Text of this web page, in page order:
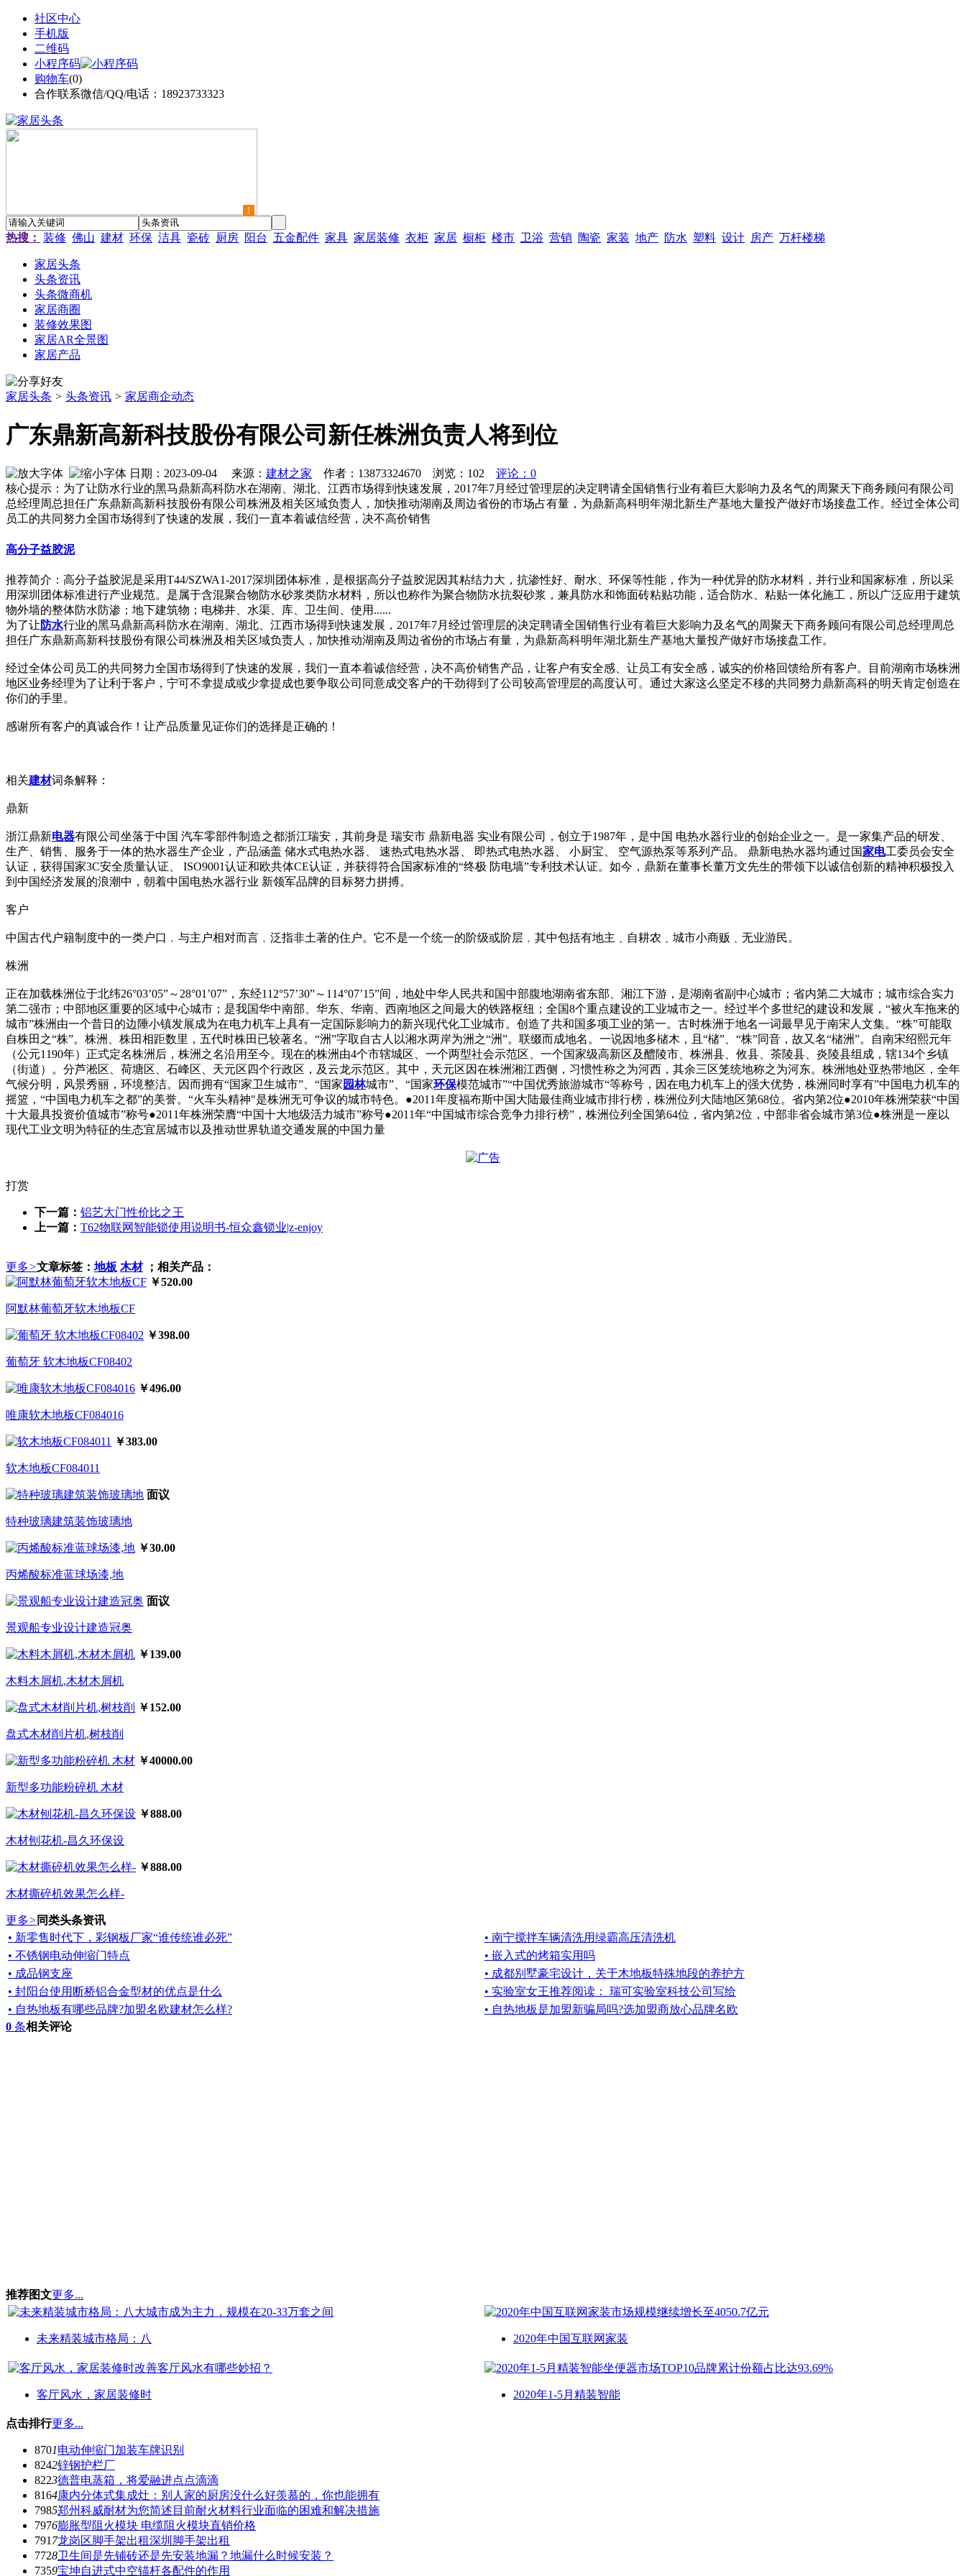
社区中心
手机版
二维码
小程序码
购物车(0)
合作联系微信/QQ/电话：18923733323
1
热搜： 装修 佛山 建材 环保 洁具 瓷砖 厨房 阳台 五金配件 家具 家居装修 衣柜 家居 橱柜 楼市 卫浴 营销 陶瓷 家装 地产 防水 塑料 设计 房产 万杆楼梯
家居头条
头条资讯
头条微商机
家居商圈
装修效果图
家居AR全景图
家居产品
家居头条 > 头条资讯 > 家居商企动态
广东鼎新高新科技股份有限公司新任株洲负责人将到位
日期：2023-09-04 来源： 建材之家 作者：13873324670 浏览： 102
评论：0
核心提示：为了让防水行业的黑马鼎新高科防水在湖南、湖北、江西市场得到快速发展，2017年7月经过管理层的决定聘请全国销售行业有着巨大影响力及名气的周聚天下商务顾问有限公司
总经理周总担任广东鼎新高新科技股份有限公司株洲及相关区域负责人，加快推动湖南及周边省份的市场占有量，为鼎新高科明年湖北新生产基地大量投产做好市场接盘工作。经过全体公司
员工的共同努力全国市场得到了快速的发展，我们一直本着诚信经营，决不高价销售
高分子益胶泥
推荐简介：高分子益胶泥是采用T44/SZWA1-2017深圳团体标准，是根据高分子益胶泥因其粘结力大，抗渗性好、耐水、环保等性能，作为一种优异的防水材料，并行业和国家标准，所以采
用深圳团体标准进行产业规范。是属于含混聚合物防水砂浆类防水材料，所以也称作为聚合物防水抗裂砂浆，兼具防水和饰面砖粘贴功能，适合防水、粘贴一体化施工，所以广泛应用于建筑
物外墙的整体防水防渗；地下建筑物；电梯井、水渠、库、卫生间、使用......
为了让 防水行业的黑马鼎新高科防水在湖南、湖北、江西市场得到快速发展，2017年7月经过管理层的决定聘请全国销售行业有着巨大影响力及名气的周聚天下商务顾问有限公司总经理周总
担任广东鼎新高新科技股份有限公司株洲及相关区域负责人，加快推动湖南及周边省份的市场占有量，为鼎新高科明年湖北新生产基地大量投产做好市场接盘工作。
经过全体公司员工的共同努力全国市场得到了快速的发展，我们一直本着诚信经营，决不高价销售产品，让客户有安全感、让员工有安全感，诚实的价格回馈给所有客户。目前湖南市场株洲
地区业务经理为了让利于客户，宁可不拿提成或少拿提成也要争取公司同意成交客户的干劲得到了公司较高管理层的高度认可。通过大家这么坚定不移的共同努力鼎新高科的明天肯定创造在
你们的手里。
感谢所有客户的真诚合作！让产品质量见证你们的选择是正确的！
相关建材词条解释：
鼎新
浙江鼎新电器有限公司坐落于中国 汽车零部件制造之都浙江瑞安，其前身是 瑞安市 鼎新电器 实业有限公司，创立于1987年，是中国 电热水器行业的创始企业之一。是一家集产品的研发、
生产、销售、服务于一体的热水器生产企业，产品涵盖 储水式电热水器、 速热式电热水器、 即热式电热水器、 小厨宝、 空气源热泵等系列产品。 鼎新电热水器均通过国家电工委员会安全
认证，获得国家3C安全质量认证、 ISO9001认证和欧共体CE认证，并获得符合国家标准的“终极 防电墙”专利技术认证。如今，鼎新在董事长董万文先生的带领下以诚信创新的精神积极投入
到中国经济发展的浪潮中，朝着中国电热水器行业 新领军品牌的目标努力拼搏。
客户
中国古代户籍制度中的一类户口﹐与主户相对而言﹐泛指非土著的住户。它不是一个统一的阶级或阶层﹐其中包括有地主﹑自耕农﹑城市小商贩﹑无业游民。
株洲
正在加载株洲位于北纬26°03’05”～28°01’07”，东经112°57’30”～114°07’15”间，地处中华人民共和国中部腹地湖南省东部、湘江下游，是湖南省副中心城市；省内第二大城市；城市综合实力
第二强市；中部地区重要的区域中心城市；是我国华中南部、华东、华南、西南地区之间最大的铁路枢纽；全国8个重点建设的工业城市之一。经过半个多世纪的建设和发展，“被火车拖来的
城市”株洲由一个昔日的边陲小镇发展成为在电力机车上具有一定国际影响力的新兴现代化工业城市。创造了共和国多项工业的第一。古时株洲于地名一词最早见于南宋人文集。“株”可能取
自株田之“株”。株洲、株田相距数里，五代时株田已较著名。“洲”字取自古人以湘水两岸为洲之“洲”。联缀而成地名。一说因地多槠木，且“槠”、“株”同音，故又名“槠洲”。自南宋绍熙元年
（公元1190年）正式定名株洲后，株洲之名沿用至今。现在的株洲由4个市辖城区、一个两型社会示范区、一个国家级高新区及醴陵市、株洲县、攸县、茶陵县、炎陵县组成，辖134个乡镇
（街道）。分芦淞区、荷塘区、石峰区、天元区四个行政区，及云龙示范区。其中，天元区因在株洲湘江西侧，习惯性称之为河西，其余三区笼统地称之为河东。株洲地处亚热带地区，全年
气候分明，风景秀丽，环境整洁。因而拥有“国家卫生城市”、“国家 园林城市”、“国家环保模范城市”“中国优秀旅游城市“等称号，因在电力机车上的强大优势，株洲同时享有”中国电力机车的
摇篮，“中国电力机车之都”的美誉。“火车头精神"是株洲无可争议的城市特色。●2011年度福布斯中国大陆最佳商业城市排行榜，株洲位列大陆地区第68位。省内第2位●2010年株洲荣获“中国
十大最具投资价值城市”称号●2011年株洲荣膺“中国十大地级活力城市”称号●2011年“中国城市综合竞争力排行榜”，株洲位列全国第64位，省内第2位，中部非省会城市第3位●株洲是一座以
现代工业文明为特征的生态宜居城市以及推动世界轨道交通发展的中国力量
打赏
下一篇： 铝艺大门性价比之王
上一篇： T62物联网智能锁使用说明书-恒众鑫锁业|z-enjoy
更多>文章标签： 地板 木材；相关产品：
￥520.00
阿默林葡萄牙软木地板CF
￥398.00
葡萄牙 软木地板CF08402
￥496.00
唯康软木地板CF084016
￥383.00
软木地板CF084011
面议
特种玻璃建筑装饰玻璃地
￥30.00
丙烯酸标准蓝球场漆,地
面议
景观船专业设计建造冠奥
￥139.00
木料木屑机,木材木屑机
￥152.00
盘式木材削片机,树枝削
￥40000.00
新型多功能粉碎机 木材
￥888.00
木材刨花机-昌久环保设
￥888.00
木材撕碎机效果怎么样-
更多> 同类头条资讯
• 新零售时代下，彩钢板厂家“谁传统谁必死”
• 南宁搅拌车辆清洗用绿霸高压清洗机
• 不锈钢电动伸缩门特点
• 嵌入式的烤箱实用吗
• 成品钢支座
• 成都别墅豪宅设计，关于木地板特殊地段的养护方
• 封阳台使用断桥铝合金型材的优点是什么
• 实验室女王推荐阅读： 瑞可实验室科技公司写给
• 自热地板有哪些品牌?加盟名欧建材怎么样?
• 自热地板是加盟新骗局吗?选加盟商放心品牌名欧
0 条相关评论
推荐图文更多...
未来精装城市格局：八 2020年中国互联网家装
客厅风水，家居装修时 2020年1-5月精装智能
点击排行更多...
8701电动伸缩门加装车牌识别
8242锌钢护栏厂
8223德普电蒸箱，将爱融进点点滴滴
8164康内分体式集成灶：别人家的厨房没什么好羡慕的，你也能拥有
7985郑州科威耐材为您简述目前耐火材料行业面临的困难和解决措施
7976膨胀型阻火模块 电缆阻火模块直销价格
791 7龙岗区脚手架出租深圳脚手架出租
7728卫生间是先铺砖还是先安装地漏？地漏什么时候安装？
7359宝坤自进式中空锚杆各配件的作用